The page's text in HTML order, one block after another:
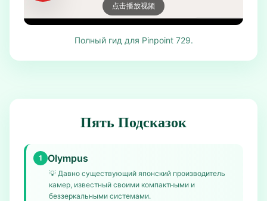
点击播放视频
Полный гид для Pinpoint 729.
Пять Подсказок
1 Olympus
💡 Давно существующий японский производитель
камер, известный своими компактными и
беззеркальными системами.